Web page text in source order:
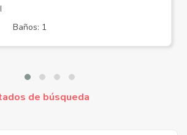
Baños: 1
de búsqueda